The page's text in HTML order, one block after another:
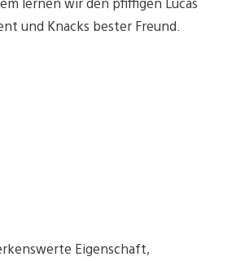
und Knacks bester Freund.
Eigenschaft,